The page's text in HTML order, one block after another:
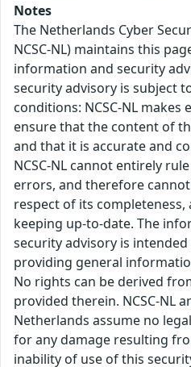
Notes
The Netherlands Cyber
NCSC-NL) maintains this
information and security
security advisory is subject
conditions: NCSC-NL
ensure that the content of
and that it is accurate and
NCSC-NL cannot entirely
errors, and therefore
respect of its
keeping up-to-date. The
security advisory is
providing general
No rights can be derived
provided therein. NCSC-NL
Netherlands assume no
for any damage resulting
inability of use of this